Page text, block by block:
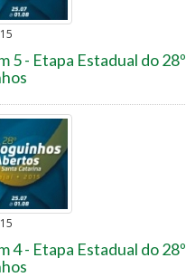
5 - Etapa Estadual do 28º
4 - Etapa Estadual do 28º